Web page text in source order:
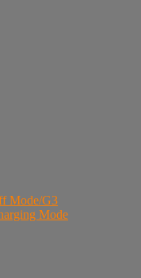
Mode/G3
Mode